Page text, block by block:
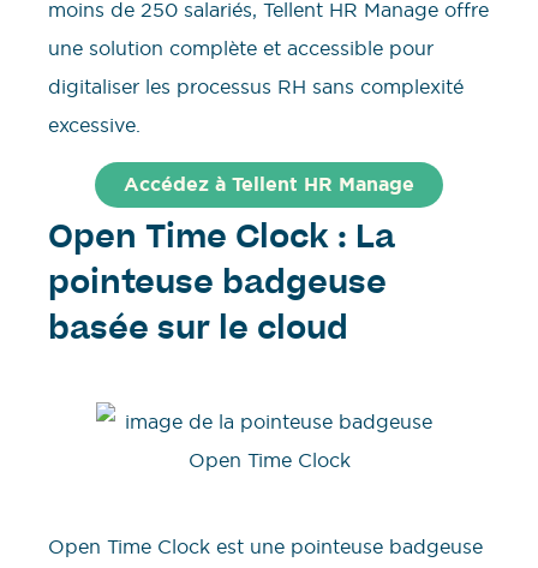
moins de 250 salariés, Tellent HR Manage offre
une solution complète et accessible pour
digitaliser les processus RH sans complexité
excessive.
Accédez à Tellent HR Manage
Open Time Clock : La
pointeuse badgeuse
basée sur le cloud
Open Time Clock est une pointeuse badgeuse